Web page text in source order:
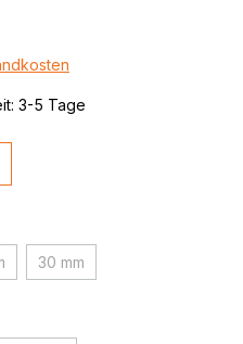
3-5 Tage
Option ist zurzeit nicht verfügbar.)
30 mm(Diese Option ist zurzeit